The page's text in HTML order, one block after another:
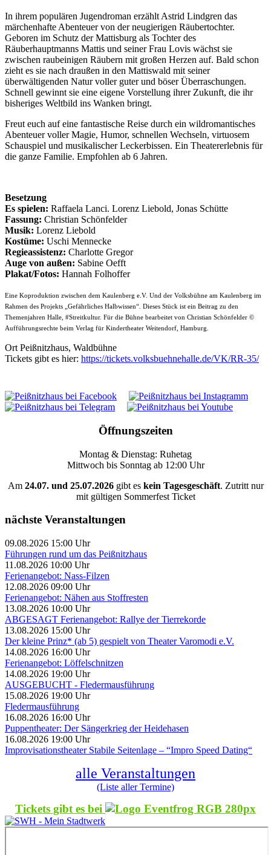
In ihrem populären Jugendroman erzählt Astrid Lindgren das
märchenhafte Abenteuer von der neugierigen Räubertochter.
Geboren im Schutz der Mattisburg als Tochter des
Räuberhauptmanns Mattis und seiner Frau Lovis wächst sie
zwischen raubeinigen Räubern mit großen Herzen auf. Bald schon
zieht es sie nach draußen in den Mattiswald mit seiner
überwältigenden Natur voller guter und böser Überraschungen.
Schnell gewinnt sie eine eigene Vorstellung ihrer Zukunft, die ihr
bisheriges Weltbild ins Wanken bringt.
Freut euch auf eine fantastische Reise durch ein wildromantisches
Abenteuer voller Magie, Humor, schnellen Wechseln, virtuosem
Schauspiel und musikalischer Leckerbissen. Ein Theatererlebnis für
die ganze Familie. Empfohlen ab 6 Jahren.
Besetzung
Es spielen: Raffaela Lanci. Lorenz Liebold, Jonas Schütte
Fassung: Christian Schönfelder
Musik: Lorenz Liebold
Kostüme: Uschi Mennecke
Regieassistenz: Charlotte Gregor
Auge von außen: Sabine Oefft
Plakat/Fotos: Hannah Folhoffer
Eine Koproduktion zwischen dem Kaulenberg e.V. Und der Volksbühne am Kaulenberg im
Rahmen des Projekts „Gefährliches Halbwissen“. Dieses Stück ist ein Beitrag zu den
Themenjahren Halle, #Streitkultur. Für die Bühne bearbeitet von Christian Schönfelder ©
Aufführungsrechte beim Verlag für Kindertheater Weitendorf, Hamburg.
Ort Peißnitzhaus, Waldbühne
Tickets gibt es hier: https://tickets.volksbuehnehalle.de/VK/RR-35/
Öffnungszeiten
Montag & Dienstag: Ruhetag
Mittwoch bis Sonntag ab 12:00 Uhr
Am 24.07. und 25.07.2026gibt eskein Tagesgeschäft. Zutritt nur
mit gültigen Sommerfest Ticket
nächste Veranstaltungen
09.08.2026 15:00 Uhr
Führungen rund um das Peißnitzhaus
11.08.2026 10:00 Uhr
Ferienangebot: Nass-Filzen
12.08.2026 09:00 Uhr
Ferienangebot: Nähen aus Stoffresten
13.08.2026 10:00 Uhr
ABGESAGT Ferienangebot: Rallye der Tierrekorde
13.08.2026 15:00 Uhr
Der kleine Prinz* (ab 5) gespielt von Theater Varomodi e.V.
14.08.2026 16:00 Uhr
Ferienangebot: Löffelschnitzen
14.08.2026 19:00 Uhr
AUSGEBUCHT - Fledermausführung
15.08.2026 19:00 Uhr
Fledermausführung
16.08.2026 16:00 Uhr
Puppentheater: Der Sängerkrieg der Heidehasen
16.08.2026 19:00 Uhr
Improvisationstheater Stabile Seitenlage – “Impro Speed Dating“
alle Veranstaltungen
(Liste aller Termine)
Tickets gibt es bei